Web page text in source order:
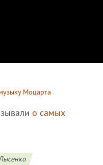
Моцарта
о самых